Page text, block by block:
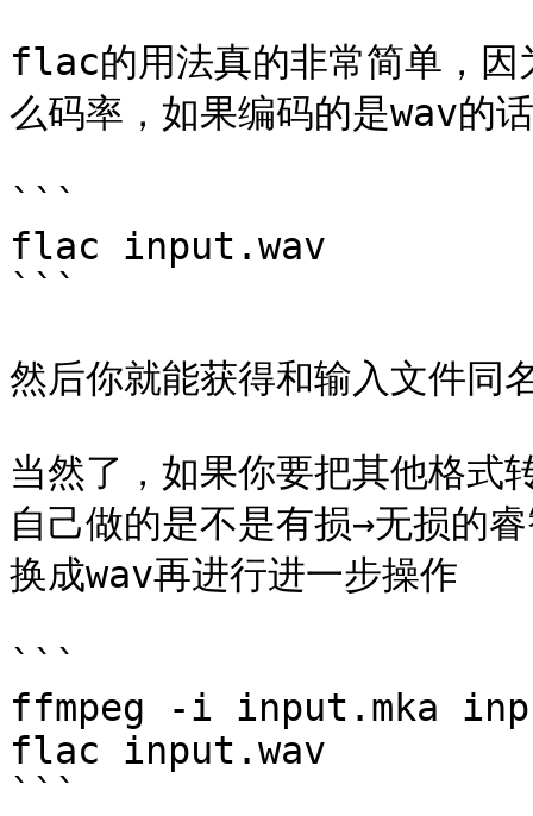
flac的用法真的非常简单，因
么码率，如果编码的是wav的
```
flac input.wav
```
然后你就能获得和输入文件
当然了，如果你要把其他格
自己做的是不是有损→无损的
换成wav再进行进一步操作
```
ffmpeg -i input.mka
flac input.wav
```